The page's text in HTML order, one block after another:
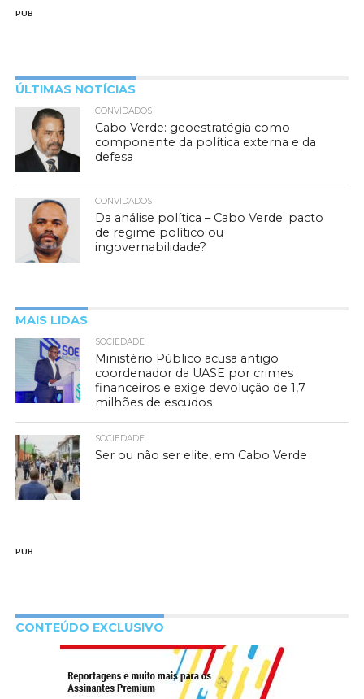
PUB
ÚLTIMAS NOTÍCIAS
CONVIDADOS
Cabo Verde: geoestratégia como
componente da política externa e da
defesa
CONVIDADOS
Da análise política – Cabo Verde: pacto
de regime político ou
ingovernabilidade?
MAIS LIDAS
SOCIEDADE
Ministério Público acusa antigo
coordenador da UASE por crimes
financeiros e exige devolução de 1,7
milhões de escudos
SOCIEDADE
Ser ou não ser elite, em Cabo Verde
PUB
CONTEÚDO EXCLUSIVO